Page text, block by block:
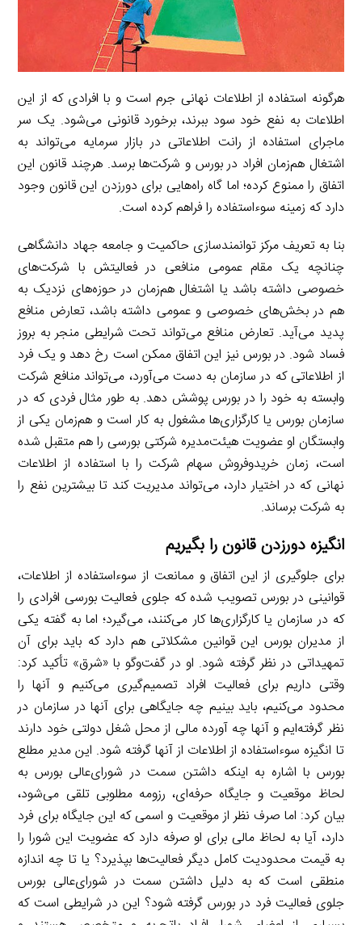
هرگونه استفاده از اطلاعات نهانی جرم است و با افرادی که از این
اطلاعات به نفع خود سود ببرند، برخورد قانونی می‌شود. یک سر
ماجرای استفاده از رانت اطلاعاتی در بازار سرمایه می‌تواند به
اشتغال هم‌زمان افراد در بورس و شرکت‌ها برسد. هرچند قانون این
اتفاق را ممنوع کرده؛ اما گاه راه‌هایی برای دور‌زدن این قانون وجود
دارد که زمینه سوءاستفاده را فراهم کرده است.
بنا به تعریف مرکز توانمندسازی حاکمیت و جامعه جهاد دانشگاهی
چنانچه یک مقام عمومی منافعی در فعالیتش با شرکت‌های
خصوصی داشته باشد یا اشتغال هم‌زمان در حوزه‌های نزدیک به‌
هم در بخش‌های خصوصی و عمومی داشته باشد، تعارض منافع
پدید می‌آید. تعارض منافع می‌تواند تحت شرایطی منجر به بروز
فساد شود. در بورس نیز این اتفاق ممکن است رخ دهد و یک فرد
از اطلاعاتی که در سازمان به دست می‌آورد، می‌تواند منافع شرکت
وابسته به خود را در بورس پوشش دهد. به طور مثال فردی که در
سازمان بورس یا کارگزاری‌ها مشغول به کار است و هم‌زمان یکی از
وابستگان او عضویت هیئت‌مدیره شرکتی بورسی را هم متقبل شده
است، زمان خرید‌و‌فروش سهام شرکت را با استفاده از اطلاعات
نهانی که در اختیار دارد، می‌تواند مدیریت کند تا بیشترین نفع را
به شرکت برساند.
انگیزه دورزدن قانون را بگیریم
برای جلوگیری از این اتفاق و ممانعت از سوءاستفاده از اطلاعات،
قوانینی در بورس تصویب شده که جلوی فعالیت بورسی افرادی را
که در سازمان یا کارگزاری‌ها کار می‌کنند، می‌گیرد؛ اما به گفته یکی
از مدیران بورس این قوانین مشکلاتی هم دارد که باید برای آن
تمهیداتی در نظر گرفته شود. او در گفت‌وگو با «شرق» تأکید کرد:
وقتی داریم برای فعالیت افراد تصمیم‌گیری می‌کنیم و آنها را
محدود می‌کنیم، باید بینیم چه جایگاهی برای آنها در سازمان در
نظر گرفته‌ایم و آنها چه آورده مالی از محل شغل دولتی خود دارند
تا انگیزه سوءاستفاده از اطلاعات از آنها گرفته شود. این مدیر مطلع
بورس با اشاره به اینکه داشتن سمت در شورای‌عالی بورس به
لحاظ موقعیت و جایگاه حرفه‌ای، رزومه مطلوبی تلقی می‌شود،
بیان کرد: اما صرف نظر از موقعیت و اسمی که این جایگاه برای فرد
دارد، آیا به لحاظ مالی برای او صرفه دارد که عضویت این شورا را
به قیمت محدودیت کامل دیگر فعالیت‌ها بپذیرد؟ یا تا چه اندازه
منطقی است که به دلیل داشتن سمت در شورای‌عالی بورس
جلوی فعالیت فرد در بورس گرفته شود؟ این در شرایطی است که